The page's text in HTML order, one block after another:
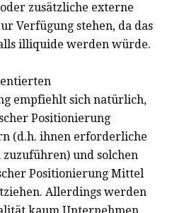
zusätzliche externe
Verfügung stehen, da das
illiquide werden würde.
empfiehlt sich natürlich,
Positionierung
(d.h. ihnen erforderliche
und solchen
Positionierung Mittel
Allerdings werden